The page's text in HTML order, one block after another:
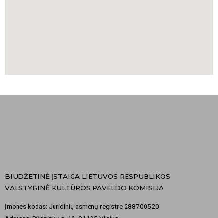
BIUDŽETINĖ ĮSTAIGA LIETUVOS RESPUBLIKOS
VALSTYBINĖ KULTŪROS PAVELDO KOMISIJA
Įmonės kodas: Juridinių asmenų registre 288700520